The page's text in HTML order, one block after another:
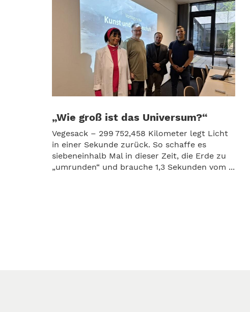
„Wie groß ist das Universum?“
Vegesack – 299 752,458 Kilometer legt Licht
in einer Sekunde zurück. So schaffe es
siebeneinhalb Mal in dieser Zeit, die Erde zu
„umrunden“ und brauche 1,3 Sekunden vom ...